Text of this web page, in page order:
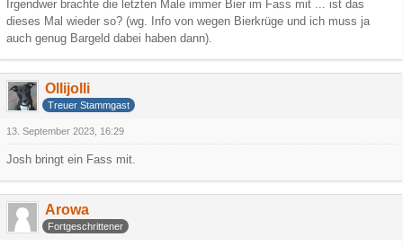
Irgendwer brachte die letzten Male immer Bier im Fass mit ... ist das
dieses Mal wieder so? (wg. Info von wegen Bierkrüge und ich muss ja
auch genug Bargeld dabei haben dann).
Ollijolli
Treuer Stammgast
13. September 2023, 16:29
Josh bringt ein Fass mit.
Arowa
Fortgeschrittener